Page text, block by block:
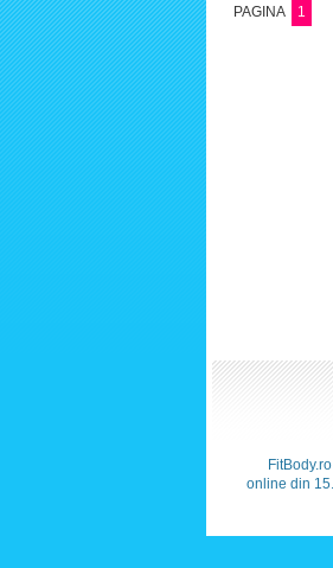
PAGINA 1
online din